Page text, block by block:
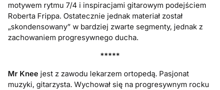
motywem rytmu 7/4 i inspiracjami gitarowym podejściem
Roberta Frippa. Ostatecznie jednak materiał został
„skondensowany” w bardziej zwarte segmenty, jednak z
zachowaniem progresywnego ducha.
*****
Mr Knee jest z zawodu lekarzem ortopedą. Pasjonat
muzyki, gitarzysta. Wychował się na progresywnym rocku